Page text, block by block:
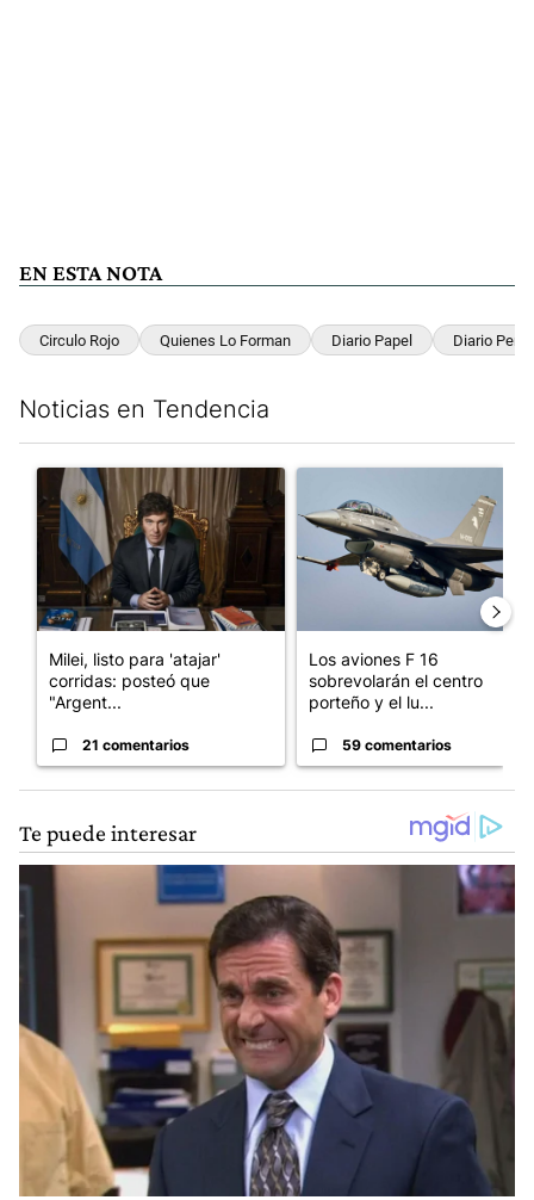
EN ESTA NOTA
Circulo Rojo Quienes Lo Forman Diario Papel Diario Perfil
Noticias en Tendencia
Un artículo de tendencia con el título "Milei, listo para 'atajar'
Milei, listo para 'atajar'
corridas: posteó que
"Argent...
21 comentarios
Los aviones F 16
sobrevolarán el centro
porteño y el lu...
59 comentarios